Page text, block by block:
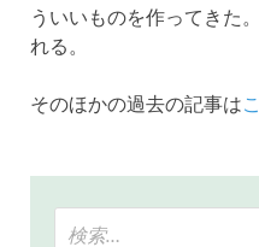
ういいものを作ってきた
れる。
そのほかの過去の記事は